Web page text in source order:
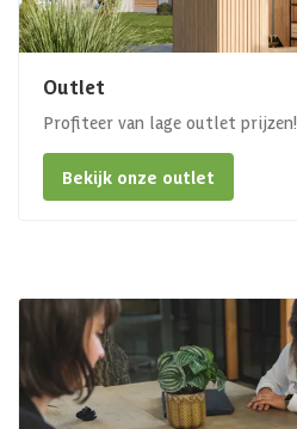
Outlet
Profiteer van lage outlet prijzen!
Bekijk onze outlet